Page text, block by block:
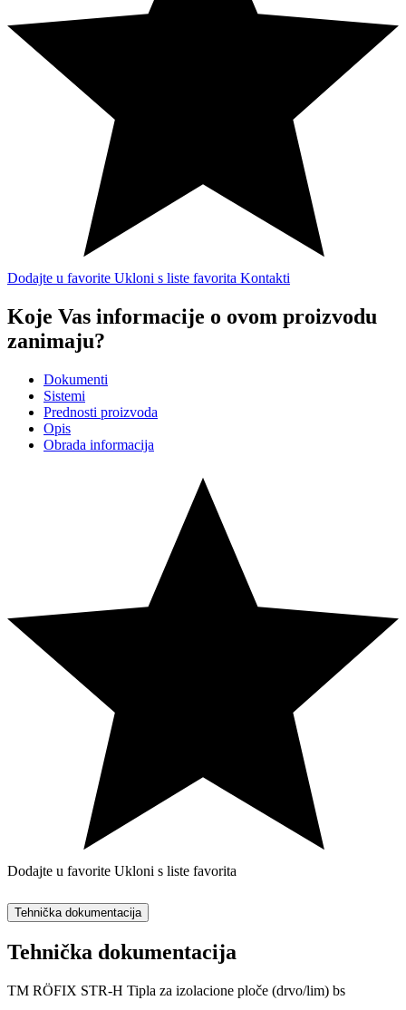
Dodajte u favorite Ukloni s liste favorita Kontakti
Koje Vas informacije o ovom proizvodu
zanimaju?
Dokumenti
Sistemi
Prednosti proizvoda
Opis
Obrada informacija
Dodajte u favorite Ukloni s liste favorita
Tehnička dokumentacija
Tehnička dokumentacija
TM RÖFIX STR-H Tipla za izolacione ploče (drvo/lim) bs